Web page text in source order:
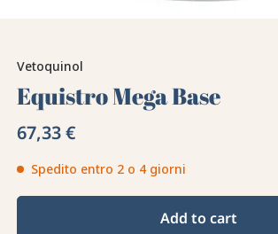
Vetoquinol
Equistro Mega Base
67,33 €
Spedito entro 2 o 4 giorni
Add to cart